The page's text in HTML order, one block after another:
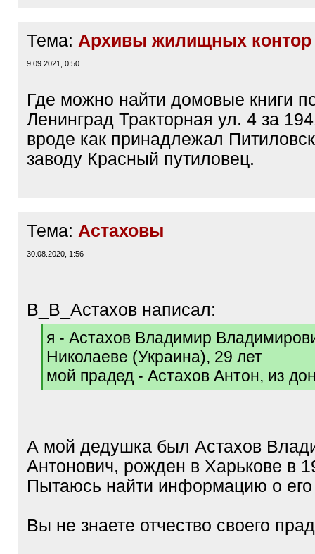
Тема: Архивы жилищных контор
9.09.2021, 0:50
Где можно найти домовые книги
Ленинград Тракторная ул. 4 за
вроде как принадлежал
заводу Красный путиловец.
Тема: Астаховы
30.08.2020, 1:56
В_В_Астахов написал:
[
q
я - Астахов Владимир
Николаеве (Украина), 29 лет
мой прадед - Астахов Антон, из
[
А мой дедушка был Астахов
Антонович, рожден в Харькове в
Пытаюсь найти информацию о его
Вы не знаете отчество своего